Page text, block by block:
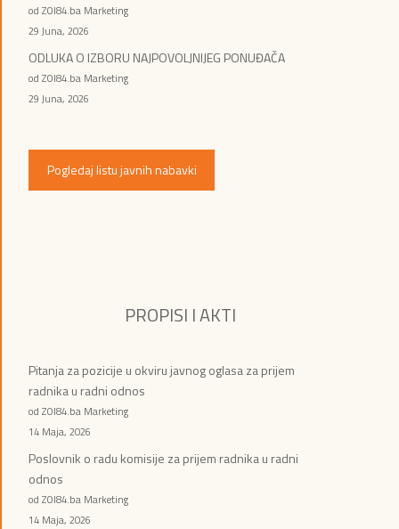
od ZOI84.ba Marketing
29 Juna, 2026
ODLUKA O IZBORU NAJPOVOLJNIJEG PONUĐAČA
od ZOI84.ba Marketing
29 Juna, 2026
Pogledaj listu javnih nabavki
PROPISI I AKTI
Pitanja za pozicije u okviru javnog oglasa za prijem
radnika u radni odnos
od ZOI84.ba Marketing
14 Maja, 2026
Poslovnik o radu komisije za prijem radnika u radni
odnos
od ZOI84.ba Marketing
14 Maja, 2026